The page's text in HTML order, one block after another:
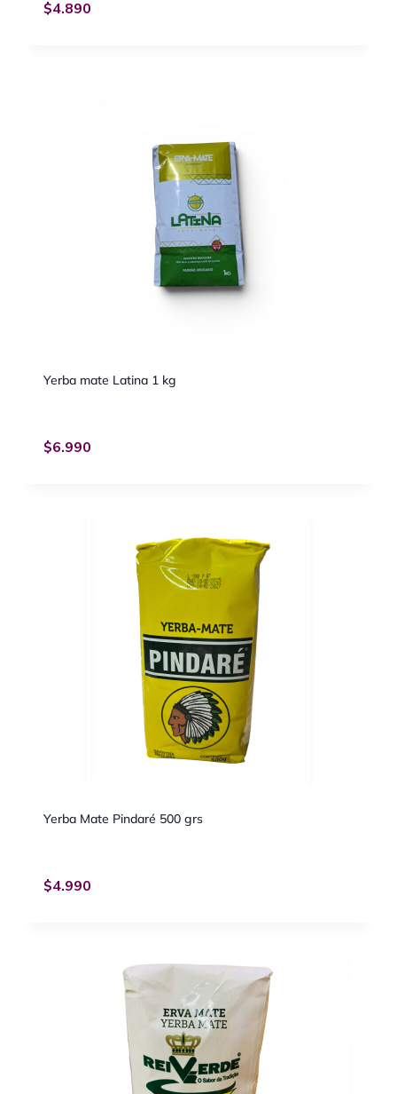
$4.890
Yerba mate Latina 1 kg
$6.990
Yerba Mate Pindaré 500 grs
$4.990